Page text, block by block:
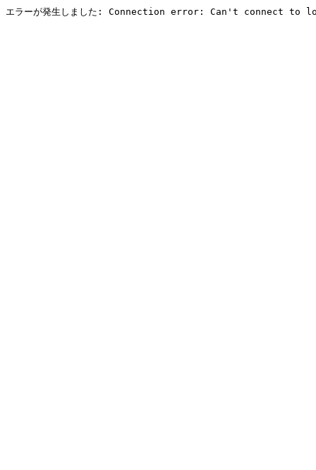
エラーが発生しました: Connection error: Can't connect